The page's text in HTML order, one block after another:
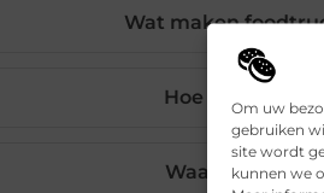
Om uw
gebruiken
site wordt
kunnen we
Wat maken
Hoe
Waarom zijn